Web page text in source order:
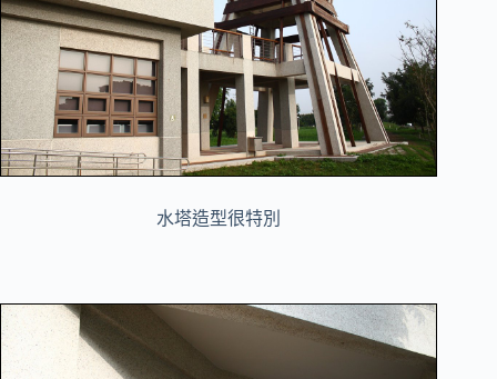
水塔造型很特別